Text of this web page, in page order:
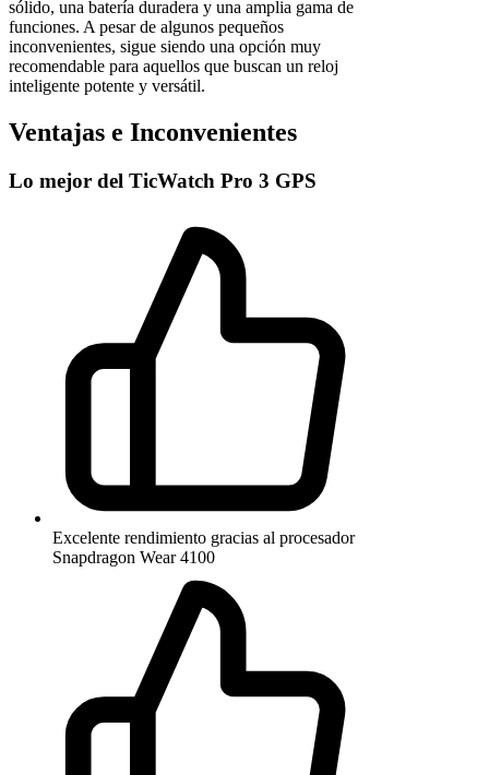
sólido, una batería duradera y una amplia gama de
funciones. A pesar de algunos pequeños
inconvenientes, sigue siendo una opción muy
recomendable para aquellos que buscan un reloj
inteligente potente y versátil.
Ventajas e Inconvenientes
Lo mejor del TicWatch Pro 3 GPS
Excelente rendimiento gracias al procesador
Snapdragon Wear 4100